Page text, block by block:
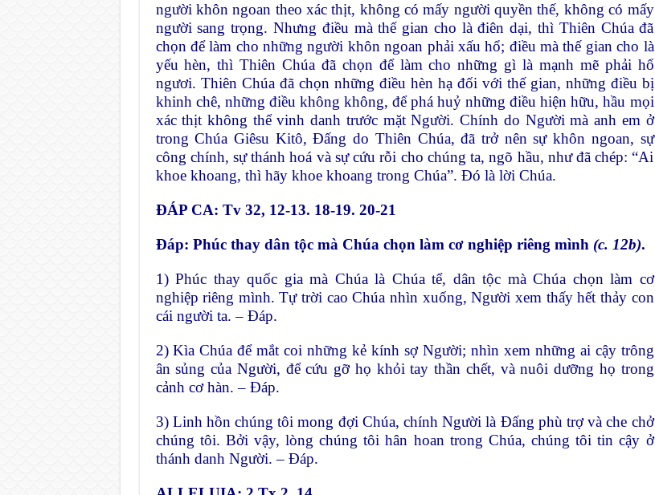
người khôn ngoan theo xác thịt, không có mấy người quyền thế, không có mấy
người sang trọng. Nhưng điều mà thế gian cho là điên dại, thì Thiên Chúa đã
chọn để làm cho những người khôn ngoan phải xấu hổ; điều mà thế gian cho là
yếu hèn, thì Thiên Chúa đã chọn để làm cho những gì là mạnh mẽ phải hổ
ngươi. Thiên Chúa đã chọn những điều hèn hạ đối với thế gian, những điều bị
khinh chê, những điều không không, để phá huỷ những điều hiện hữu, hầu mọi
xác thịt không thể vinh danh trước mặt Người. Chính do Người mà anh em ở
trong Chúa Giêsu Kitô, Đấng do Thiên Chúa, đã trở nên sự khôn ngoan, sự
công chính, sự thánh hoá và sự cứu rỗi cho chúng ta, ngõ hầu, như đã chép: “Ai
khoe khoang, thì hãy khoe khoang trong Chúa”. Đó là lời Chúa.
ĐÁP CA: Tv 32, 12-13. 18-19. 20-21
Đáp: Phúc thay dân tộc mà Chúa chọn làm cơ nghiệp riêng mình (c. 12b).
1) Phúc thay quốc gia mà Chúa là Chúa tể, dân tộc mà Chúa chọn làm cơ
nghiệp riêng mình. Tự trời cao Chúa nhìn xuống, Người xem thấy hết thảy con
cái người ta. – Đáp.
2) Kìa Chúa để mắt coi những kẻ kính sợ Người; nhìn xem những ai cậy trông
ân sủng của Người, để cứu gỡ họ khỏi tay thần chết, và nuôi dưỡng họ trong
cảnh cơ hàn. – Đáp.
3) Linh hồn chúng tôi mong đợi Chúa, chính Người là Đấng phù trợ và che chở
chúng tôi. Bởi vậy, lòng chúng tôi hân hoan trong Chúa, chúng tôi tin cậy ở
thánh danh Người. – Đáp.